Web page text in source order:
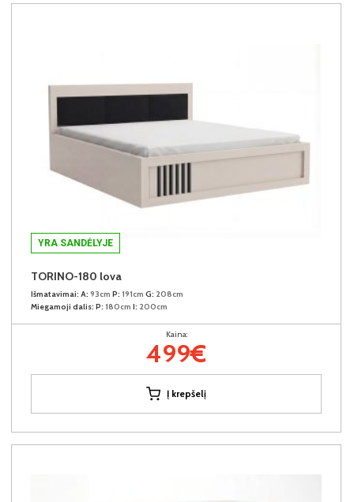
YRA SANDĖLYJE
TORINO-180 lova
Išmatavimai: A: 93cm P: 191cm G: 208cm
Miegamoji dalis: P: 180cm I: 200cm
Kaina:
499€
Į krepšelį